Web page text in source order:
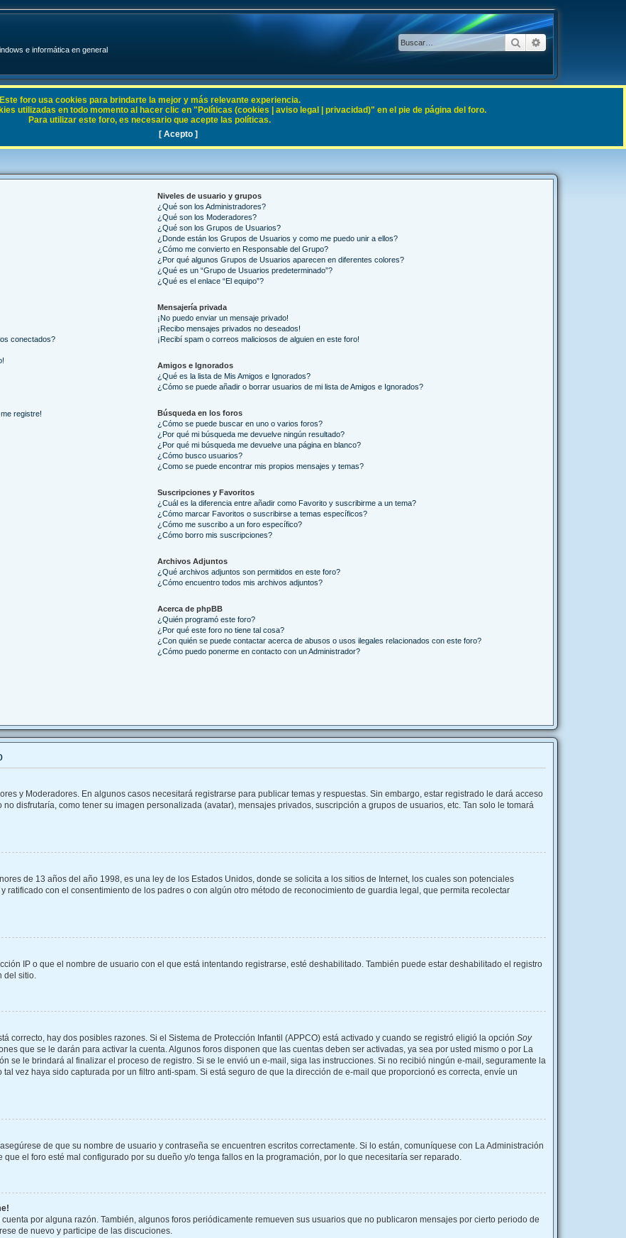
e informática en general
BuscarBúsqueda
conectados?
registre!
Niveles de usuario y grupos
¿Qué son los Administradores?
¿Qué son los Moderadores?
¿Qué son los Grupos de Usuarios?
¿Donde están los Grupos de Usuarios y como me puedo unir a ellos?
¿Cómo me convierto en Responsable del Grupo?
¿Por qué algunos Grupos de Usuarios aparecen en diferentes colores?
¿Qué es un “Grupo de Usuarios predeterminado”?
¿Qué es el enlace “El equipo”?
Mensajería privada
¡No puedo enviar un mensaje privado!
¡Recibo mensajes privados no deseados!
¡Recibí spam o correos maliciosos de alguien en este foro!
Amigos e Ignorados
¿Qué es la lista de Mis Amigos e Ignorados?
¿Cómo se puede añadir o borrar usuarios de mi lista de Amigos e Ignorados?
Búsqueda en los foros
¿Cómo se puede buscar en uno o varios foros?
¿Por qué mi búsqueda me devuelve ningún resultado?
¿Por qué mi búsqueda me devuelve una página en blanco?
¿Cómo busco usuarios?
¿Como se puede encontrar mis propios mensajes y temas?
Suscripciones y Favoritos
¿Cuál es la diferencia entre añadir como Favorito y suscribirme a un tema?
¿Cómo marcar Favoritos o suscribirse a temas específicos?
¿Cómo me suscribo a un foro específico?
¿Cómo borro mis suscripciones?
Archivos Adjuntos
¿Qué archivos adjuntos son permitidos en este foro?
¿Cómo encuentro todos mis archivos adjuntos?
Acerca de phpBB
¿Quién programó este foro?
¿Por qué este foro no tiene tal cosa?
¿Con quién se puede contactar acerca de abusos o usos ilegales relacionados con este foro?
¿Cómo puedo ponerme en contacto con un Administrador?
y Moderadores. En algunos casos necesitará registrarse para publicar temas y respuestas. Sin embargo, estar registrado le dará acceso
disfrutaría, como tener su imagen personalizada (avatar), mensajes privados, suscripción a grupos de usuarios, etc. Tan solo le tomará
de 13 años del año 1998, es una ley de los Estados Unidos, donde se solicita a los sitios de Internet, los cuales son potenciales
ratificado con el consentimiento de los padres o con algún otro método de reconocimiento de guardia legal, que permita recolectar
IP o que el nombre de usuario con el que está intentando registrarse, esté deshabilitado. También puede estar deshabilitado el registro
del sitio.
correcto, hay dos posibles razones. Si el Sistema de Protección Infantil (APPCO) está activado y cuando se registró eligió la opción Soy
que se le darán para activar la cuenta. Algunos foros disponen que las cuentas deben ser activadas, ya sea por usted mismo o por La
se le brindará al finalizar el proceso de registro. Si se le envió un e-mail, siga las instrucciones. Si no recibió ningún e-mail, seguramente la
vez haya sido capturada por un filtro anti-spam. Si está seguro de que la dirección de e-mail que proporcionó es correcta, envíe un
de que su nombre de usuario y contraseña se encuentren escritos correctamente. Si lo están, comuníquese con La Administración
el foro esté mal configurado por su dueño y/o tenga fallos en la programación, por lo que necesitaría ser reparado.
por alguna razón. También, algunos foros periódicamente remueven sus usuarios que no publicaron mensajes por cierto periodo de
de nuevo y participe de las discuciones.
Este foro usa cookies para brindarte la mejor y más relevante experiencia.
utilizadas en todo momento al hacer clic en "Políticas (cookies | aviso legal | privacidad)" en el pie de página del foro.
Para utilizar este foro, es necesario que acepte las políticas.
[ Acepto ]